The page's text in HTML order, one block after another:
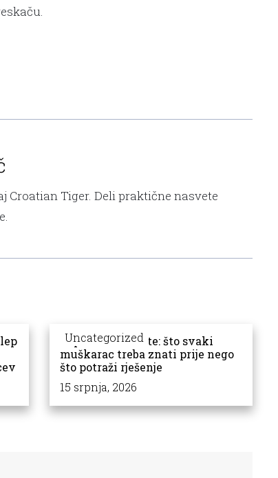
Croatian Tiger. Deli praktične nasvete
Uncategorized
Dapoxetin tablete: što svaki
muškarac treba znati prije nego
što potraži rješenje
15 srpnja, 2026